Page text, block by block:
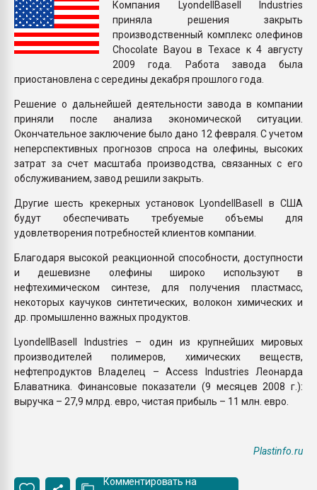
Компания LyondellBasell Industries
приняла решения закрыть
производственный комплекс олефинов
Chocolate Bayou в Техасе к 4 августу
2009 года. Работа завода была
приостановлена с середины декабря прошлого года.
Решение о дальнейшей деятельности завода в компании
приняли после анализа экономической ситуации.
Окончательное заключение было дано 12 февраля. С учетом
неперспективных прогнозов спроса на олефины, высоких
затрат за счет масштаба производства, связанных с его
обслуживанием, завод решили закрыть.
Другие шесть крекерных установок LyondellBasell в США
будут обеспечивать требуемые объемы для
удовлетворения потребностей клиентов компании.
Благодаря высокой реакционной способности, доступности
и дешевизне олефины широко используют в
нефтехимическом синтезе, для получения пластмасс,
некоторых каучуков синтетических, волокон химических и
др. промышленно важных продуктов.
LyondellBasell Industries – один из крупнейших мировых
производителей полимеров, химических веществ,
нефтепродуктов Владелец – Access Industries Леонарда
Блаватника. Финансовые показатели (9 месяцев 2008 г.):
выручка – 27,9 млрд. евро, чистая прибыль – 11 млн. евро.
Plastinfo.ru
Комментировать на